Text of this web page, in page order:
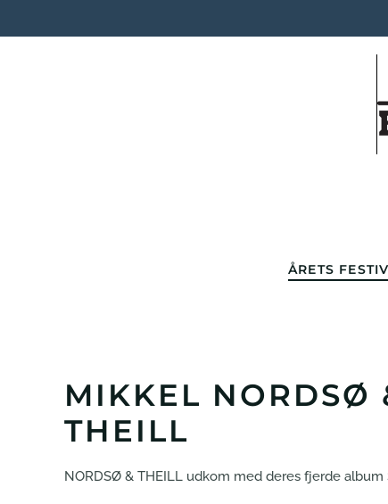
ÅRETS
MIKKEL NORDSØ
THEILL
NORDSØ & THEILL udkom med deres fjerde album